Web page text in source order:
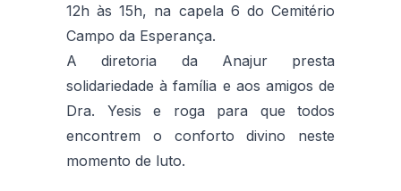
12h às 15h, na capela 6 do Cemitério
Campo da Esperança.
A diretoria da Anajur presta
solidariedade à família e aos amigos de
Dra. Yesis e roga para que todos
encontrem o conforto divino neste
momento de luto.